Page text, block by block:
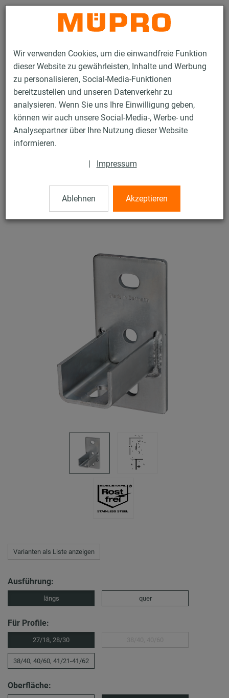
Wir verwenden Cookies, um die einwandfreie Funktion
dieser Website zu gewährleisten, Inhalte und Werbung
zu personalisieren, Social-Media-Funktionen
bereitzustellen und unseren Datenverkehr zu
analysieren. Wenn Sie uns Ihre Einwilligung geben,
können wir auch unsere Social-Media-, Werbe- und
Analysepartner über Ihre Nutzung dieser Website
informieren.
| Impressum
Ablehnen Akzeptieren
Kontakt
Produkte Befestigungstechnik
Lüftungsbefestigung
Edelstahlprodukte für die Lüftungsbefestigung
MPC-Sattelflansch
MPC-Sattelflansch
V4A MPC-Sattelflansch längs für Profile 27/18-28/30
Varianten als Liste anzeigen
Ausführung:
längs quer
Für Profile:
27/18, 28/30
38/40, 40/60, 41/21-41/62
Oberfläche: